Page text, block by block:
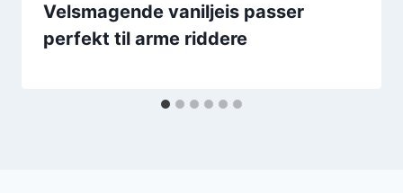
Velsmagende vaniljeis passer
perfekt til arme riddere